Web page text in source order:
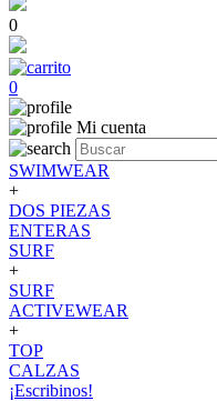
0
0
Mi cuenta
SWIMWEAR
+
DOS PIEZAS
ENTERAS
SURF
+
SURF
ACTIVEWEAR
+
TOP
CALZAS
¡Escribinos!